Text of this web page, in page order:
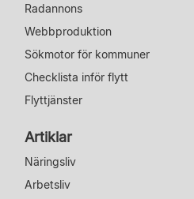
Radannons
Webbproduktion
Sökmotor för kommuner
Checklista inför flytt
Flyttjänster
Artiklar
Näringsliv
Arbetsliv